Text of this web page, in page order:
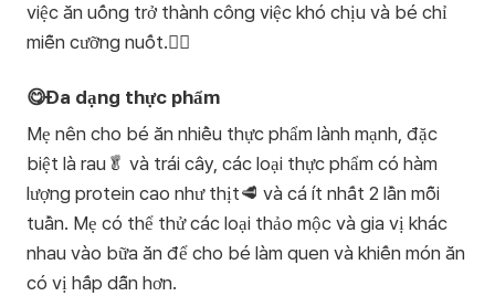
việc ăn uống trở thành công việc khó chịu và bé chỉ
miễn cưỡng nuốt.🙅‍♀️
😋Đa dạng thực phẩm
Mẹ nên cho bé ăn nhiều thực phẩm lành mạnh, đặc
biệt là rau🥬 và trái cây, các loại thực phẩm có hàm
lượng protein cao như thịt🥩 và cá ít nhất 2 lần mỗi
tuần. Mẹ có thể thử các loại thảo mộc và gia vị khác
nhau vào bữa ăn để cho bé làm quen và khiến món ăn
có vị hấp dẫn hơn.